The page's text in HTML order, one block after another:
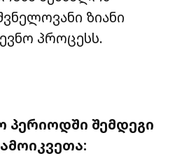
ზიანი
პროცესს.
პერიოდში შემდეგი